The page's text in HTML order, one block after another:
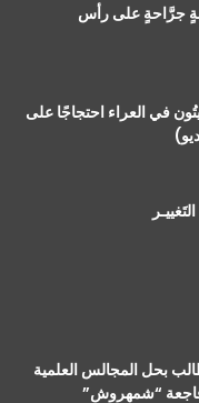
جرَّاحةٍ على رأس
في العراء احتجاجًا على
بحل المجالس العلمية
فاجعة “شمهروش”